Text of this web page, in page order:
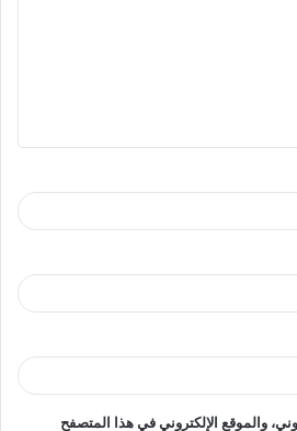
والموقع الإلكتروني في هذا المتصفح